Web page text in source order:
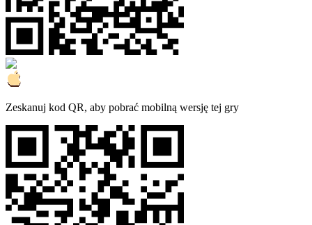
Zeskanuj kod QR, aby pobrać mobilną wersję tej gry